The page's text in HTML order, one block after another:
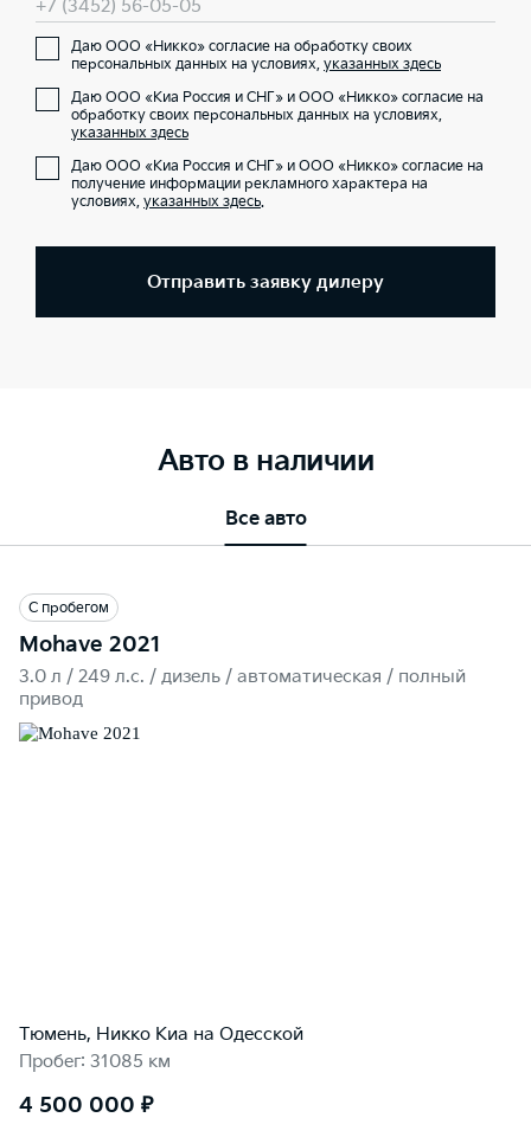
+7 (3452) 56-05-05
Даю ООО «Никко» согласие на обработку своих
персональных данных на условиях, указанных здесь
Даю ООО «Киа Россия и СНГ» и ООО «Никко» согласие на
обработку своих персональных данных на условиях,
указанных здесь
Даю ООО «Киа Россия и СНГ» и ООО «Никко» согласие на
получение информации рекламного характера на
условиях, указанных здесь.
Отправить заявку дилеру
Авто в наличии
Все авто
С пробегом
Mohave 2021
3.0 л / 249 л.c. / дизель / автоматическая / полный
привод
Тюмень, Никко Kиа на Одесской
Пробег: 31085 км
4 500 000 ₽